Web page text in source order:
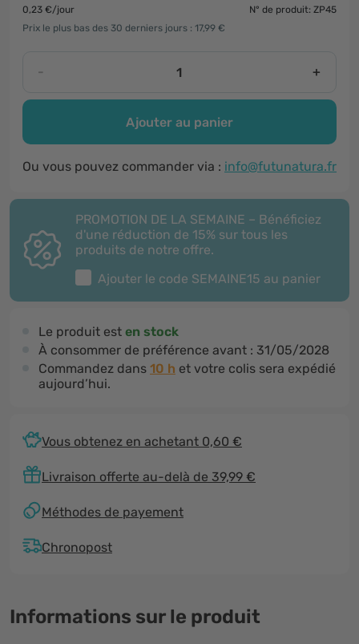
0,23 €/jour
N° de produit: ZP45
Prix le plus bas des 30 derniers jours : 17,99 €
- +
Ajouter au panier
Ou vous pouvez commander via : info@futunatura.fr
PROMOTION DE LA SEMAINE – Bénéficiez
d'une réduction de 15% sur tous les
produits de notre offre.
Ajouter le code SEMAINE15 au panier
Le produit est en stock
À consommer de préférence avant : 31/05/2028
Commandez dans 10 h et votre colis sera expédié
aujourd’hui.
Vous obtenez en achetant 0,60 €
Livraison offerte au-delà de 39,99 €
Méthodes de payement
Chronopost
Informations sur le produit